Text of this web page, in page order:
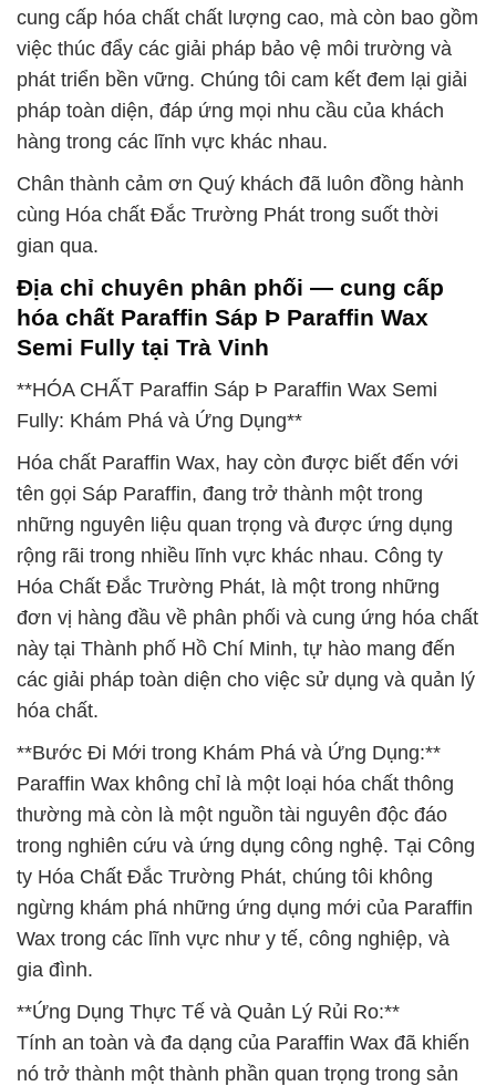
cung cấp hóa chất chất lượng cao, mà còn bao gồm
việc thúc đẩy các giải pháp bảo vệ môi trường và
phát triển bền vững. Chúng tôi cam kết đem lại giải
pháp toàn diện, đáp ứng mọi nhu cầu của khách
hàng trong các lĩnh vực khác nhau.
Chân thành cảm ơn Quý khách đã luôn đồng hành
cùng Hóa chất Đắc Trường Phát trong suốt thời
gian qua.
Địa chỉ chuyên phân phối — cung cấp
hóa chất Paraffin Sáp Þ Paraffin Wax
Semi Fully tại Trà Vinh
**HÓA CHẤT Paraffin Sáp Þ Paraffin Wax Semi
Fully: Khám Phá và Ứng Dụng**
Hóa chất Paraffin Wax, hay còn được biết đến với
tên gọi Sáp Paraffin, đang trở thành một trong
những nguyên liệu quan trọng và được ứng dụng
rộng rãi trong nhiều lĩnh vực khác nhau. Công ty
Hóa Chất Đắc Trường Phát, là một trong những
đơn vị hàng đầu về phân phối và cung ứng hóa chất
này tại Thành phố Hồ Chí Minh, tự hào mang đến
các giải pháp toàn diện cho việc sử dụng và quản lý
hóa chất.
**Bước Đi Mới trong Khám Phá và Ứng Dụng:**
Paraffin Wax không chỉ là một loại hóa chất thông
thường mà còn là một nguồn tài nguyên độc đáo
trong nghiên cứu và ứng dụng công nghệ. Tại Công
ty Hóa Chất Đắc Trường Phát, chúng tôi không
ngừng khám phá những ứng dụng mới của Paraffin
Wax trong các lĩnh vực như y tế, công nghiệp, và
gia đình.
**Ứng Dụng Thực Tế và Quản Lý Rủi Ro:**
Tính an toàn và đa dạng của Paraffin Wax đã khiến
nó trở thành một thành phần quan trọng trong sản